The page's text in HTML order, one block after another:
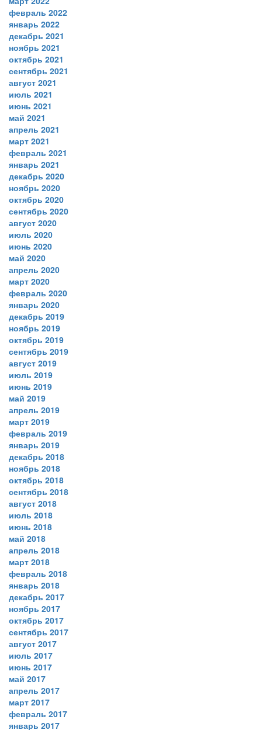
февраль 2022
январь 2022
декабрь 2021
ноябрь 2021
октябрь 2021
сентябрь 2021
август 2021
июль 2021
июнь 2021
май 2021
апрель 2021
март 2021
февраль 2021
январь 2021
декабрь 2020
ноябрь 2020
октябрь 2020
сентябрь 2020
август 2020
июль 2020
июнь 2020
май 2020
апрель 2020
март 2020
февраль 2020
январь 2020
декабрь 2019
ноябрь 2019
октябрь 2019
сентябрь 2019
август 2019
июль 2019
июнь 2019
май 2019
апрель 2019
март 2019
февраль 2019
январь 2019
декабрь 2018
ноябрь 2018
октябрь 2018
сентябрь 2018
август 2018
июль 2018
июнь 2018
май 2018
апрель 2018
март 2018
февраль 2018
январь 2018
декабрь 2017
ноябрь 2017
октябрь 2017
сентябрь 2017
август 2017
июль 2017
июнь 2017
май 2017
апрель 2017
март 2017
февраль 2017
январь 2017